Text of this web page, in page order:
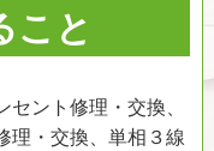
こと
ント修理・交換、
理・交換、単相３線